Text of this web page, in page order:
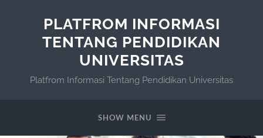
PLATFROM INFORMASI
TENTANG PENDIDIKAN
UNIVERSITAS
Platfrom Informasi Tentang Pendidikan Universitas
SHOW MENU